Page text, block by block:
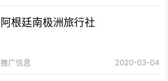
阿根廷南极洲旅行社
推广信息 2020-03-04